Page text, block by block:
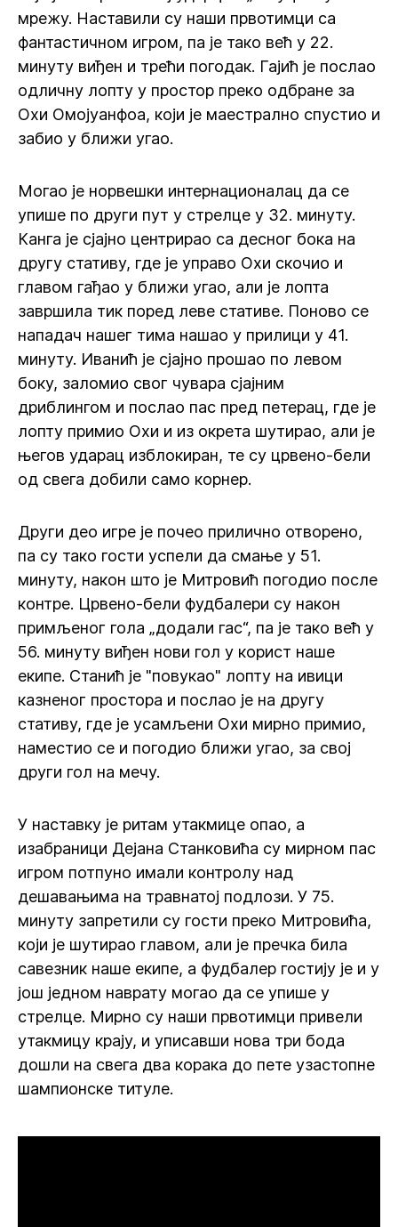
мрежу. Наставили су наши првотимци са
фантастичном игром, па је тако већ у 22.
минуту виђен и трећи погодак. Гајић је послао
одличну лопту у простор преко одбране за
Охи Омојуанфоа, који је маестрално спустио и
забио у ближи угао.
Могао је норвешки интернационалац да се
упише по други пут у стрелце у 32. минуту.
Канга је сјајно центрирао са десног бока на
другу стативу, где је управо Охи скочио и
главом гађао у ближи угао, али је лопта
завршила тик поред леве стативе. Поново се
нападач нашег тима нашао у прилици у 41.
минуту. Иванић је сјајно прошао по левом
боку, заломио свог чувара сјајним
дриблингом и послао пас пред петерац, где је
лопту примио Охи и из окрета шутирао, али је
његов ударац изблокиран, те су црвено-бели
од свега добили само корнер.
Други део игре је почео прилично отворено,
па су тако гости успели да смање у 51.
минуту, након што је Митровић погодио после
контре. Црвено-бели фудбалери су након
примљеног гола „додали гас“, па је тако већ у
56. минуту виђен нови гол у корист наше
екипе. Станић је "повукао" лопту на ивици
казненог простора и послао је на другу
стативу, где је усамљени Охи мирно примио,
наместио се и погодио ближи угао, за свој
други гол на мечу.
У наставку је ритам утакмице опао, а
изабраници Дејана Станковића су мирном пас
игром потпуно имали контролу над
дешавањима на травнатој подлози. У 75.
минуту запретили су гости преко Митровића,
који је шутирао главом, али је пречка била
савезник наше екипе, а фудбалер гостију је и у
још једном наврату могао да се упише у
стрелце. Мирно су наши првотимци привели
утакмицу крају, и уписавши нова три бода
дошли на свега два корака до пете узастопне
шампионске титуле.